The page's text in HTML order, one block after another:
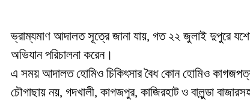
ভ্রাম্যমাণ আদালত সূত্রে জানা যায়, গত ২২ জুলাই দুপুরে
অভিযান পরিচালনা করেন।
এ সময় আদালত হোমিও চিকিৎসার বৈধ কোন হোমিও কাগজপত্র
চৌগাছায় নয়, গদখালী, কাগজপুর, কাজিরহাট ও বালুন্ডা